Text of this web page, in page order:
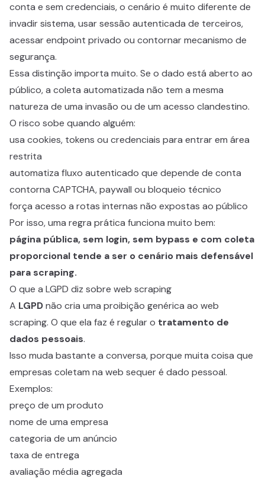
conta e sem credenciais, o cenário é muito diferente de
invadir sistema, usar sessão autenticada de terceiros,
acessar endpoint privado ou contornar mecanismo de
segurança.
Essa distinção importa muito. Se o dado está aberto ao
público, a coleta automatizada não tem a mesma
natureza de uma invasão ou de um acesso clandestino.
O risco sobe quando alguém:
usa cookies, tokens ou credenciais para entrar em área
restrita
automatiza fluxo autenticado que depende de conta
contorna CAPTCHA, paywall ou bloqueio técnico
força acesso a rotas internas não expostas ao público
Por isso, uma regra prática funciona muito bem:
página pública, sem login, sem bypass e com coleta
proporcional tende a ser o cenário mais defensável
para scraping.
O que a LGPD diz sobre web scraping
A LGPDnão cria uma proibição genérica ao web
scraping. O que ela faz é regular o tratamento de
dados pessoais.
Isso muda bastante a conversa, porque muita coisa que
empresas coletam na web sequer é dado pessoal.
Exemplos:
preço de um produto
nome de uma empresa
categoria de um anúncio
taxa de entrega
avaliação média agregada